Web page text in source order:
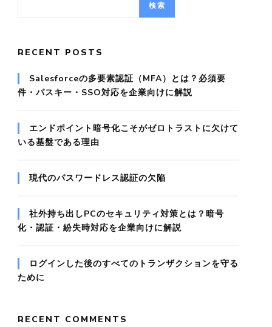
検索
RECENT POSTS
Salesforceの多要素認証（MFA）とは？必須要
件・パスキー・SSO対応を企業向けに解説
エンドポイント暗号化こそがゼロトラストに欠けて
いる基盤である理由
現代のパスワードレス認証の欠陥
社外持ち出しPCのセキュリティ対策とは？暗号
化・認証・紛失時対応を企業向けに解説
ログインした後のすべてのトランザクションを守る
ために
RECENT COMMENTS